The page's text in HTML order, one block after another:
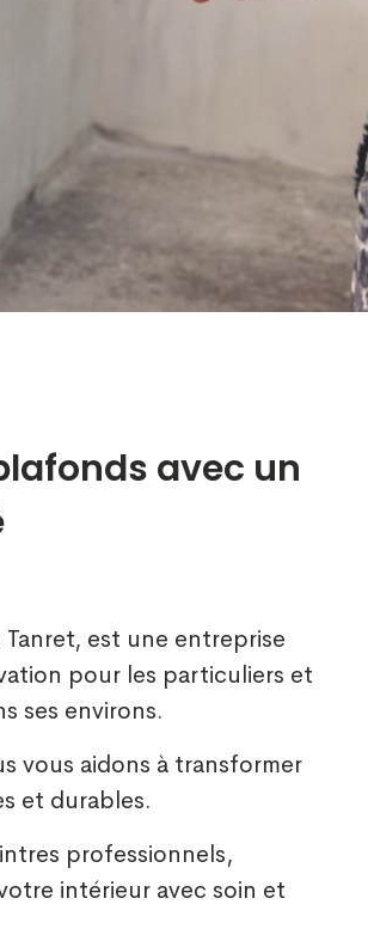
avec un
est une entreprise
pour les particuliers et
ses environs.
vous aidons à transformer
et durables.
professionnels,
intérieur avec soin et